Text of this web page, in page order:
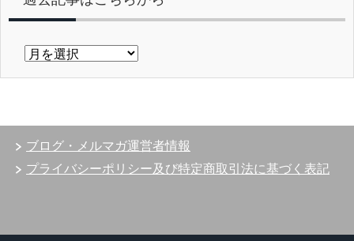
過
ち
ら
ブログ・メルマガ運営者情報
プライバシーポリシー及び特定商取引法に基づく表記